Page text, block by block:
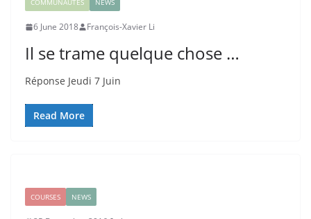
COMMUNAUTÉS NEWS
6 June 2018 François-Xavier Li
Il se trame quelque chose …
Réponse Jeudi 7 Juin
Read More
COURSES NEWS